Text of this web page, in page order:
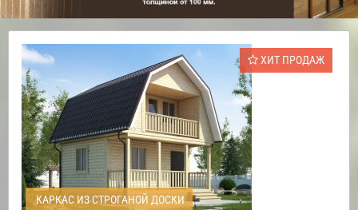
ХИТ ПРОДАЖ
КАРКАС ИЗ СТРОГАНОЙ ДОСКИ